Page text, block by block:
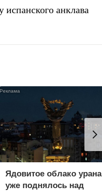
испанского анклава
Ядовитое облако урана
уже поднялось над